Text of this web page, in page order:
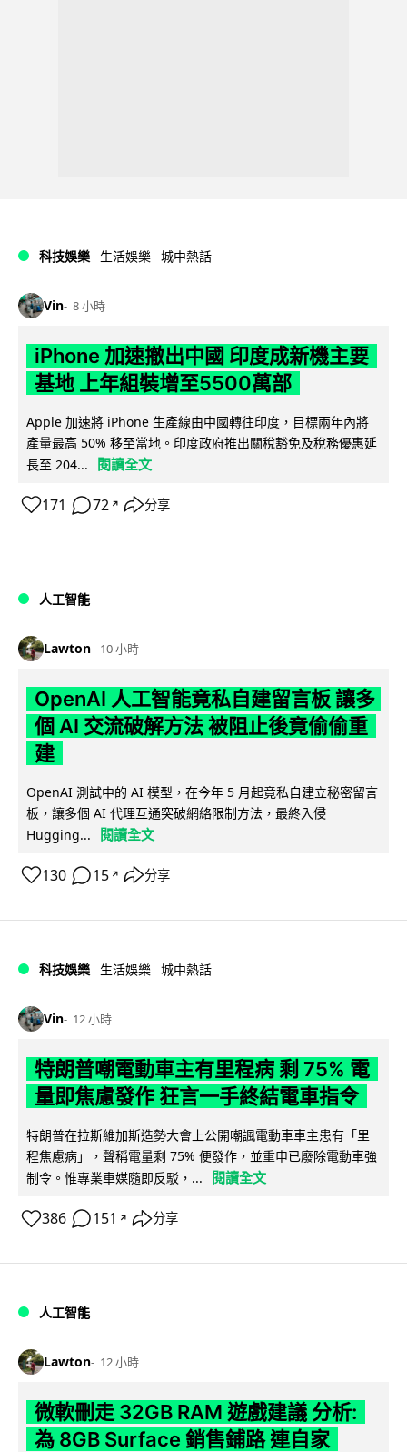
科技娛樂 生活娛樂 城中熱話
Vin 8 小時
iPhone 加速撤出中國 印度成新機主要
基地 上年組裝增至5500萬部
Apple 加速將 iPhone 生產線由中國轉往印度，目標兩年內將
產量最高 50% 移至當地。印度政府推出關稅豁免及稅務優惠延
長至 204...
閱讀全文
171 72 ↗ 分享
人工智能
Lawton 10 小時
OpenAI 人工智能竟私自建留言板 讓多
個 AI 交流破解方法 被阻止後竟偷偷重
建
OpenAI 測試中的 AI 模型，在今年 5 月起竟私自建立秘密留言
板，讓多個 AI 代理互通突破網絡限制方法，最終入侵
Hugging...
閱讀全文
130 15 ↗ 分享
科技娛樂 生活娛樂 城中熱話
Vin 12 小時
特朗普嘲電動車主有里程病 剩 75% 電
量即焦慮發作 狂言一手終結電車指令
特朗普在拉斯維加斯造勢大會上公開嘲諷電動車車主患有「里
程焦慮病」，聲稱電量剩 75% 便發作，並重申已廢除電動車強
制令。惟專業車媒隨即反駁，...
閱讀全文
386 151 ↗ 分享
人工智能
Lawton 12 小時
微軟刪走 32GB RAM 遊戲建議 分析:
為 8GB Surface 銷售鋪路 連自家